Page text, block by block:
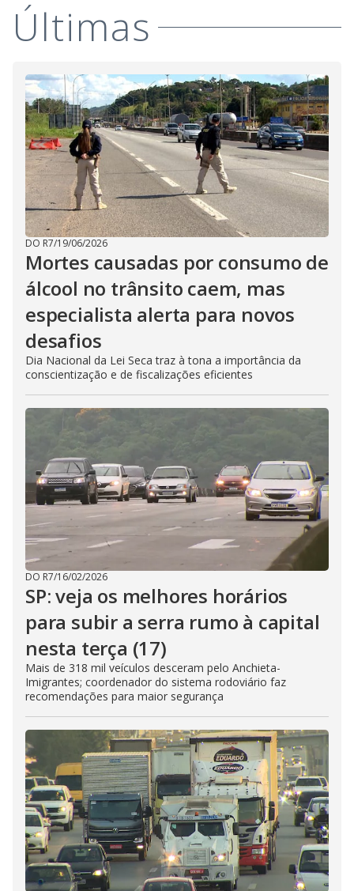
Últimas
DO R7/19/06/2026
Mortes causadas por consumo de
álcool no trânsito caem, mas
especialista alerta para novos
desafios
Dia Nacional da Lei Seca traz à tona a importância da
conscientização e de fiscalizações eficientes
DO R7/16/02/2026
SP: veja os melhores horários
para subir a serra rumo à capital
nesta terça (17)
Mais de 318 mil veículos desceram pelo Anchieta-
Imigrantes; coordenador do sistema rodoviário faz
recomendações para maior segurança